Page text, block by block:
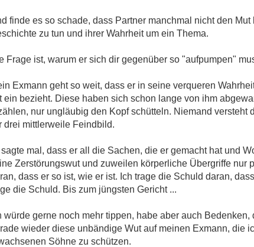
finde es so schade, dass Partner manchmal nicht den
zu tun und ihrer Wahrheit um ein Thema.
Frage ist, warum er sich dir gegenüber so "aufpumpen"
Exmann geht so weit, dass er in seine verqueren
ein bezieht. Diese haben sich schon lange von ihm
nur ungläubig den Kopf schütteln. Niemand
drei mittlerweile Feindbild.
sagte mal, dass er all die Sachen, die er gemacht hat und
Zerstörungswut und zuweilen körperliche Übergriffe nur
dass er so ist, wie er ist. Ich trage die Schuld daran,
die Schuld. Bis zum jüngsten Gericht ...
würde gerne noch mehr tippen, habe aber auch
wieder diese unbändige Wut auf meinen Exmann, die
Söhne zu schützen.